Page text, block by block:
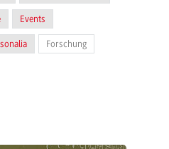
Events
Forschung